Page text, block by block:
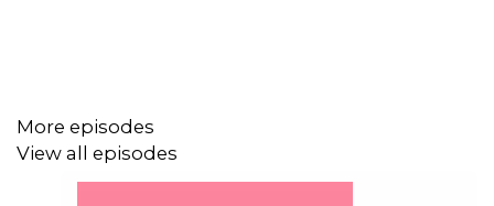
More episodes
View all episodes